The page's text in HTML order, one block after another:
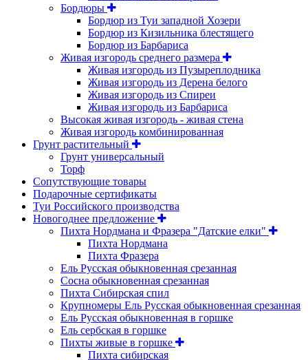
Бордюры
Бордюр из Туи западной Хозери
Бордюр из Кизильника блестящего
Бордюр из Барбариса
Живая изгородь среднего размера
Живая изгородь из Пузыреплодника
Живая изгородь из Дерена белого
Живая изгородь из Спиреи
Живая изгородь из Барбариса
Высокая живая изгородь - живая стена
Живая изгородь комбинированная
Грунт растительный
Грунт универсальный
Торф
Сопутствующие товары
Подарочные сертификаты
Туи Российского производства
Новогоднее предложение
Пихта Нордмана и Фразера "Датские елки"
Пихта Нордмана
Пихта Фразера
Ель Русская обыкновенная срезанная
Сосна обыкновенная срезанная
Пихта Сибирская спил
Крупномеры Ель Русская обыкновенная срезанная
Ель Русская обыкновенная в горшке
Ель сербская в горшке
Пихты живые в горшке
Пихта сибирская